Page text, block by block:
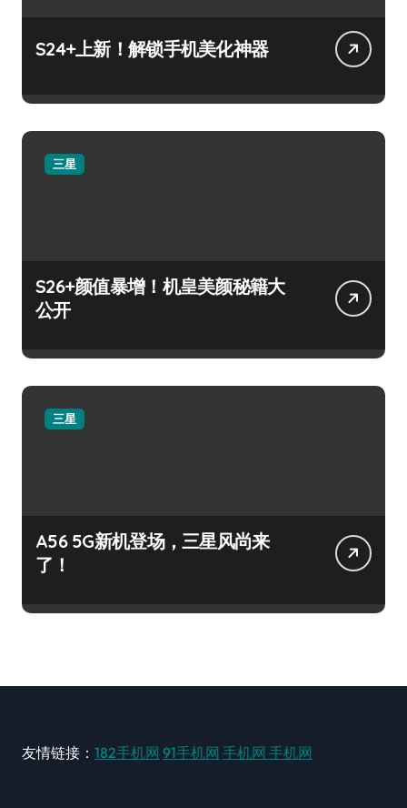
S24+上新！解锁手机美化神器
三星
S26+颜值暴增！机皇美颜秘籍大
公开
三星
A56 5G新机登场，三星风尚来
了！
友情链接： 182手机网 91手机网 手机网 手机网